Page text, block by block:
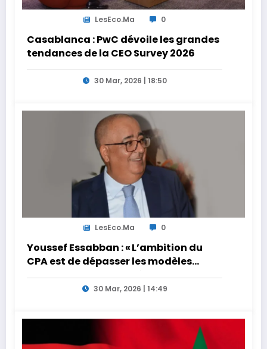
LesEco.ma 0
Casablanca : PwC dévoile les grandes
tendances de la CEO Survey 2026
30 Mar, 2026 | 18:50
LesEco.ma 0
Youssef Essabban : « L’ambition du
CPA est de dépasser les modèles
traditionnels et académiques de
formation en s’appuyant sur le
30 Mar, 2026 | 14:49